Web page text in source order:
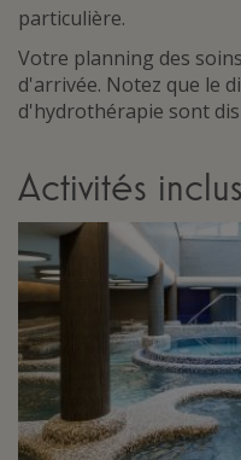
particulière.
Votre planning des
d'arrivée. Notez que le
d'hydrothérapie sont
Activités